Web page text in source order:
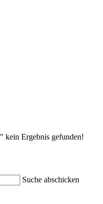
Es wurde für die Suche nach "קומדיה" kein Ergebnis gefunden!
Suche abschicken